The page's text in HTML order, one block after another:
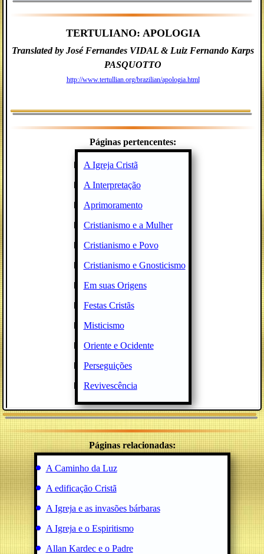
TERTULIANO: APOLOGIA
Translated by José Fernandes VIDAL & Luiz Fernando Karps
PASQUOTTO
http://www.tertullian.org/brazilian/apologia.html
Páginas pertencentes:
A Igreja Cristã
A Interpretação
Aprimoramento
Cristianismo e a Mulher
Cristianismo e Povo
Cristianismo e Gnosticismo
Em suas Origens
Festas Cristãs
Misticismo
Oriente e Ocidente
Perseguições
Revivescência
Páginas relacionadas:
A Caminho da Luz
A edificação Cristã
A Igreja e as invasões bárbaras
A Igreja e o Espiritismo
Allan Kardec e o Padre